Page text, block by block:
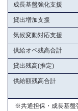
成長基盤強化支援
貸出増加支援
気候変動対応支援
供給オペ残高合計
貸出残高(推定)
供給額残高合計
※共通担保・成長基盤